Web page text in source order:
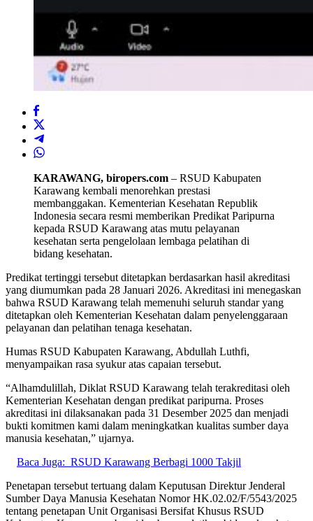
KARAWANG, biropers.com – RSUD Kabupaten
Karawang kembali menorehkan prestasi
membanggakan. Kementerian Kesehatan Republik
Indonesia secara resmi memberikan Predikat Paripurna
kepada RSUD Karawang atas mutu pelayanan
kesehatan serta pengelolaan lembaga pelatihan di
bidang kesehatan.
Predikat tertinggi tersebut ditetapkan berdasarkan hasil akreditasi
yang diumumkan pada 28 Januari 2026. Akreditasi ini menegaskan
bahwa RSUD Karawang telah memenuhi seluruh standar yang
ditetapkan oleh Kementerian Kesehatan dalam penyelenggaraan
pelayanan dan pelatihan tenaga kesehatan.
Humas RSUD Kabupaten Karawang, Abdullah Luthfi,
menyampaikan rasa syukur atas capaian tersebut.
“Alhamdulillah, Diklat RSUD Karawang telah terakreditasi oleh
Kementerian Kesehatan dengan predikat paripurna. Proses
akreditasi ini dilaksanakan pada 31 Desember 2025 dan menjadi
bukti komitmen kami dalam meningkatkan kualitas sumber daya
manusia kesehatan,” ujarnya.
Baca Juga: RSUD Karawang Berbagi 1000 Takjil
Penetapan tersebut tertuang dalam Keputusan Direktur Jenderal
Sumber Daya Manusia Kesehatan Nomor HK.02.02/F/5543/2025
tentang penetapan Unit Organisasi Bersifat Khusus RSUD